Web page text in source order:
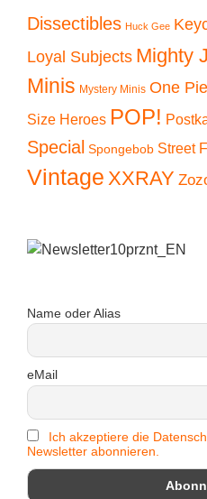
Dissectibles Huck Gee
Loyal Subjects Mighty
Minis Mystery Minis One
Size Heroes POP!
Special Spongebob Street
Vintage XXRAY
Name oder Alias
eMail
Ich akzeptiere die
Newsletter abonnieren.